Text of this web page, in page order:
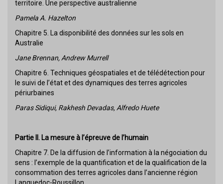
territoire. Une perspective australienne
Pamela A. Hazelton
Chapitre 5. La disponibilité des données sur les sols en
Australie
Jane Brennan, Andrew Murrell
Chapitre 6. Techniques géospatiales et de télédétection pour
le suivi de l’état et des dynamiques des terres agricoles
périurbaines
Paras Sidiqui, Rakhesh Devadas, Alfredo Huete
Partie II. La mesure à l’épreuve de l’humain
Chapitre 7. De la diffusion de l’information à la négociation du
sens : l’exemple de la quantification et de la qualification de la
consommation des terres agricoles dans l’ancienne région
Languedoc-Roussillon